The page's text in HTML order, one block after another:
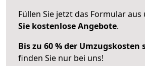
Füllen Sie jetzt das Formular aus
Sie kostenlose Angebote.
Bis zu 60 % der Umzugskosten
finden Sie nur bei uns!